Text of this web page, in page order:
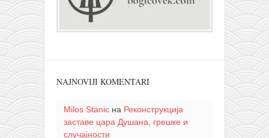
NAJNOVIJI KOMENTARI
Milos Stanicна Реконструкција
заставе цара Душана, грешке и
случајности